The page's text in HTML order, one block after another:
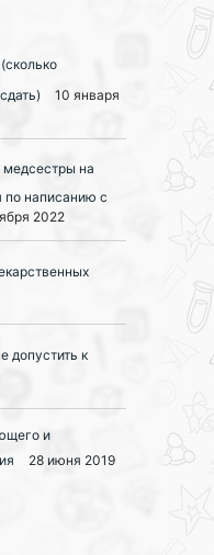
10 января
медсестры на
по написанию с
2022
допустить к
и
28 июня 2019